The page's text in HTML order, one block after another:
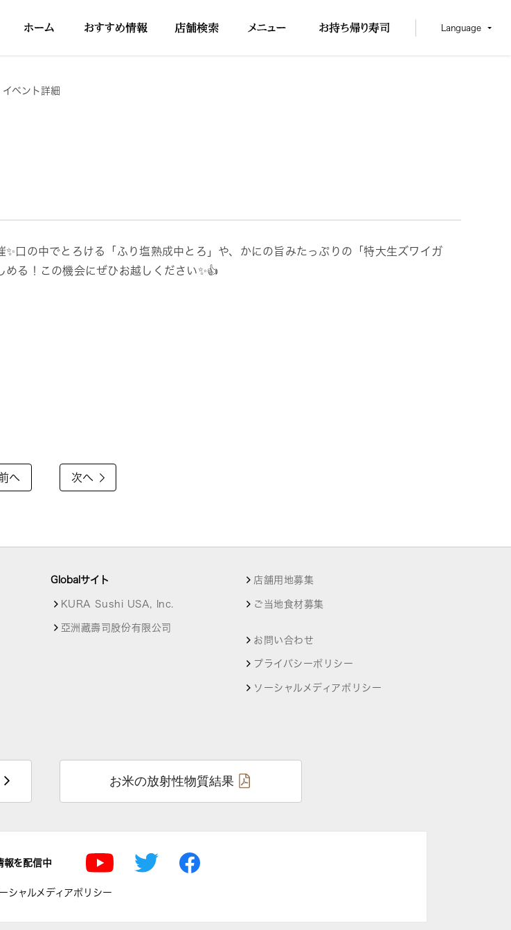
Language
イベント詳細
✨口の中でとろける「ふり塩熟成中とろ」や、かにの旨みたっぷりの「特大生ズワイガ
める！この機会にぜひお越しください✨👍
へ 次へ
Globalサイト
KURA Sushi USA, Inc.
亞洲藏壽司股份有限公司
店舗用地募集
ご当地食材募集
お問い合わせ
プライバシーポリシー
ソーシャルメディアポリシー
お米の放射性物質結果
報を配信中
シャルメディアポリシー